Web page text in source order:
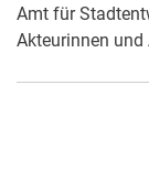
Amt für
Akteurinnen und